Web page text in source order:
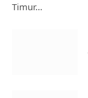
Timur…